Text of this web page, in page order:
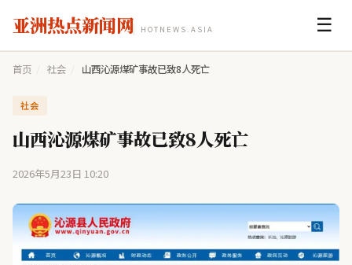
亚洲热点新闻网 HOTNEWS.ASIA ☰
首页 社会 山西沁源煤矿事故已致8人死亡
社会
山西沁源煤矿事故已致8人死亡
2026年5月23日 10:20